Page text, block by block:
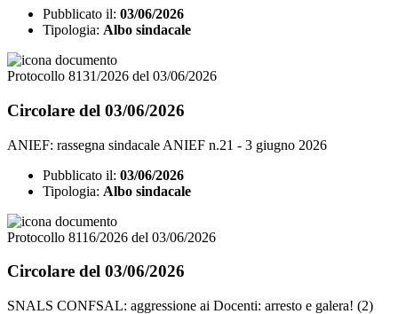
Pubblicato il: 03/06/2026
Tipologia: Albo sindacale
Protocollo 8131/2026 del 03/06/2026
Circolare del 03/06/2026
ANIEF: rassegna sindacale ANIEF n.21 - 3 giugno 2026
Pubblicato il: 03/06/2026
Tipologia: Albo sindacale
Protocollo 8116/2026 del 03/06/2026
Circolare del 03/06/2026
SNALS CONFSAL: aggressione ai Docenti: arresto e galera! (2)